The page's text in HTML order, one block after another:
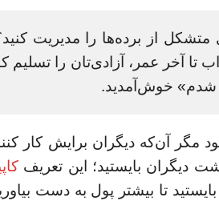
از برده‌ها را مدیریت
آخر عمر، آزادی‌تان را تسلیم
شدم» خوش‌آمدید.
مگر آن‌که دیگران برایش کار
دیگران بایستید؛ این تعریف
تا بیشتر پول به دست